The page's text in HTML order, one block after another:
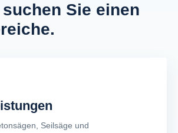
Sie einen
Seilsäge und